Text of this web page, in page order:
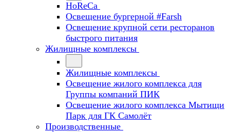
HoReCa
Освещение бургерной #Farsh
Освещение крупной сети ресторанов
быстрого питания
Жилищные комплексы
Жилищные комплексы
Освещение жилого комплекса для
Группы компаний ПИК
Освещение жилого комплекса Мытищи
Парк для ГК Самолёт
Производственные